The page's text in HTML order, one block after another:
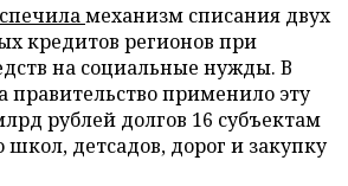
механизм списания двух
кредитов регионов при
на социальные нужды. В
правительство применило эту
рублей долгов 16 субъектам
школ, детсадов, дорог и закупку